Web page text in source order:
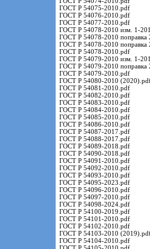
ГОСТ Р 54075-2010.pdf
ГОСТ Р 54076-2010.pdf
ГОСТ Р 54077-2010.pdf
ГОСТ Р 54078-2010 изм. 1-
ГОСТ Р 54078-2010 поправка
ГОСТ Р 54078-2010 поправка
ГОСТ Р 54078-2010.pdf
ГОСТ Р 54079-2010 изм. 1-
ГОСТ Р 54079-2010 поправка
ГОСТ Р 54079-2010.pdf
ГОСТ Р 54080-2010
ГОСТ Р 54081-2010.pdf
ГОСТ Р 54082-2010.pdf
ГОСТ Р 54083-2010.pdf
ГОСТ Р 54084-2010.pdf
ГОСТ Р 54085-2010.pdf
ГОСТ Р 54086-2010.pdf
ГОСТ Р 54087-2017.pdf
ГОСТ Р 54088-2017.pdf
ГОСТ Р 54089-2018.pdf
ГОСТ Р 54090-2018.pdf
ГОСТ Р 54091-2010.pdf
ГОСТ Р 54092-2010.pdf
ГОСТ Р 54093-2010.pdf
ГОСТ Р 54095-2023.pdf
ГОСТ Р 54096-2010.pdf
ГОСТ Р 54097-2010.pdf
ГОСТ Р 54098-2024.pdf
ГОСТ Р 54100-2019.pdf
ГОСТ Р 54101-2010.pdf
ГОСТ Р 54102-2010.pdf
ГОСТ Р 54103-2010
ГОСТ Р 54104-2010.pdf